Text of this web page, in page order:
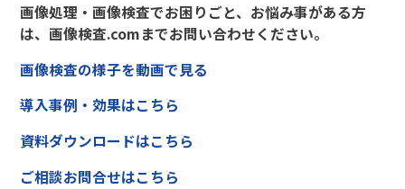
画像処理・画像検査でお困りごと、お悩み事がある方
は、画像検査.comまでお問い合わせください。
画像検査の様子を動画で見る
導入事例・効果はこちら
資料ダウンロードはこちら
ご相談お問合せはこちら